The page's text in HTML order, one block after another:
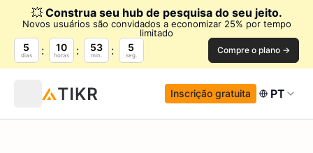
💥 Construa seu hub de pesquisa do seu jeito.
Novos usuários são convidados a economizar 25% por tempo
limitado
5
dias
10
horas
53
min.
3
seg. Compre o plano →
Inscrição gratuita PT